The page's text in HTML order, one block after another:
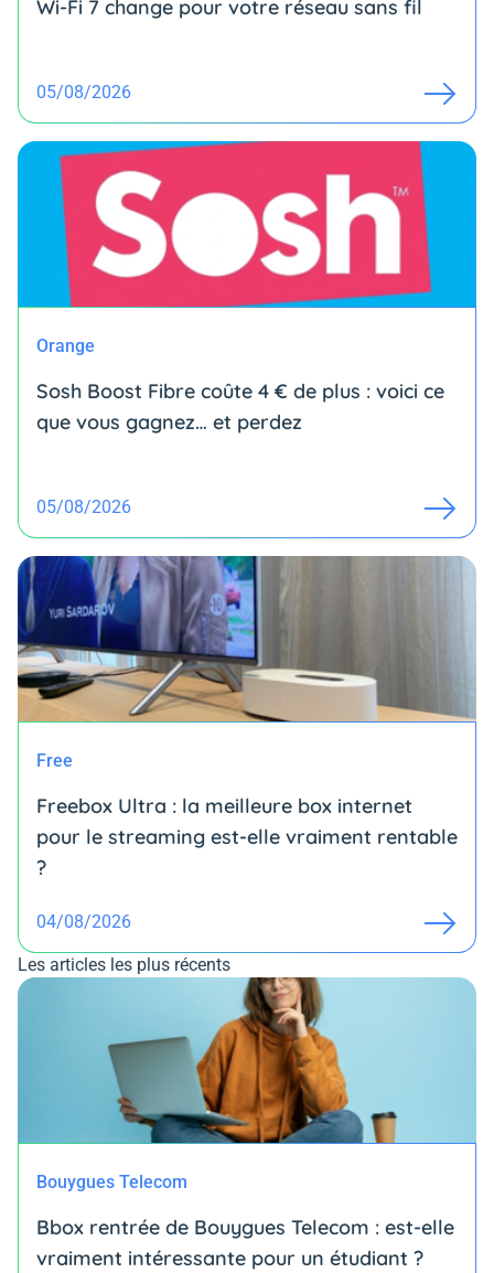
Wi-Fi 7 change pour votre réseau sans fil
05/08/2026
Orange
Sosh Boost Fibre coûte 4 € de plus : voici ce
que vous gagnez… et perdez
05/08/2026
Free
Freebox Ultra : la meilleure box internet
pour le streaming est-elle vraiment rentable
?
04/08/2026
Les articles les plus récents
Bouygues Telecom
Bbox rentrée de Bouygues Telecom : est-elle
vraiment intéressante pour un étudiant ?